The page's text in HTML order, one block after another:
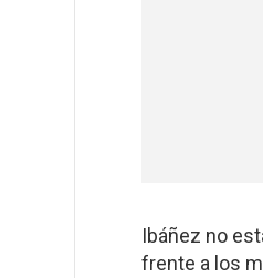
Ibáñez no
frente a los